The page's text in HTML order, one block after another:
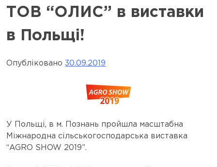
ТОВ “ОЛИС” в виставки
в Польщі!
Опубліковано30.09.2019
У Польщі, в м. Познань пройшла масштабна
Міжнародна сільськогосподарська виставка
“AGRO SHOW 2019”.